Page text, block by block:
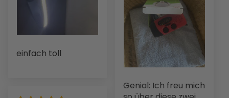
einfach toll
Genial: Ich freu mich